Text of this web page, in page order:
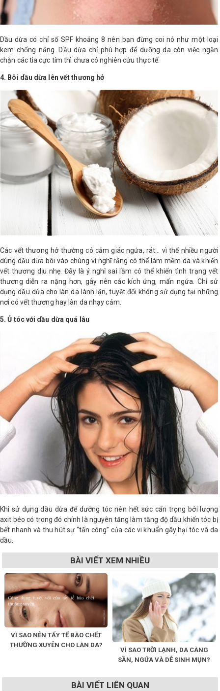
Dầu dừa có chỉ số SPF khoảng 8 nên bạn đừng coi nó như một loại
kem chống nắng. Dầu dừa chỉ phù hợp để dưỡng da còn việc ngăn
chặn các tia cực tím thì chưa có nghiên cứu thực tế.
4. Bôi dầu dừa lên vết thương hở
Các vết thương hở thường có cảm giác ngứa, rát… vì thế nhiều người
dùng dầu dừa bôi vào chúng vì nghĩ rằng có thể làm mềm da và khiến
vết thương dịu nhẹ. Đây là ý nghĩ sai lầm có thể khiến tình trạng vết
thương diễn ra nặng hơn, gây nên các kích ứng, mẩn ngứa. Chỉ sử
dụng dầu dừa cho làn da lành lặn, tuyệt đối không sử dụng tại những
nơi có vết thương hay làn da nhạy cảm.
5. Ủ tóc với dầu dừa quá lâu
Khi sử dụng dầu dừa để dưỡng tóc nên hết sức cẩn trọng bởi lượng
axit béo có trong đó chính là nguyên tăng làm tăng độ dầu khiến tóc bị
bết nhanh và thu hút sự “tấn công” của các vi khuẩn gây hại tóc và da
dầu.
BÀI VIẾT XEM NHIỀU
VÌ SAO NÊN TẨY TẾ BÀO CHẾT
THƯỜNG XUYÊN CHO LÀN DA?
VÌ SAO TRỜI LẠNH, DA CÀNG
SẦN, NGỨA VÀ DỄ SINH MỤN?
BÀI VIẾT LIÊN QUAN